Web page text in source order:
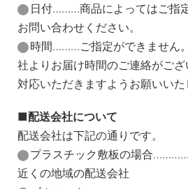
日付………商品によってはご指
お問い合わせください。
時間………ご指定ができません
社よりお届け時間のご連絡がご
対応いただきますようお願いいた
配送会社について
配送会社は下記の通りです。
プラスチック敷板の場合
近くの地域の配送会社